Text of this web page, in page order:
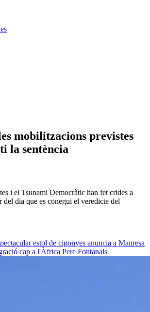
mobilitzacions previstes
la sentència
i el Tsunami Democràtic han fet crides a
del dia que es conegui el veredicte del
estol de cigonyes anuncia a Manresa
cap a l'Àfrica Pere Fontanals